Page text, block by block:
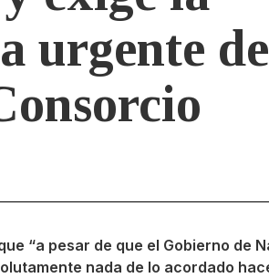
urgente
“a pesar de que el Gobierno de
nada de lo acordado